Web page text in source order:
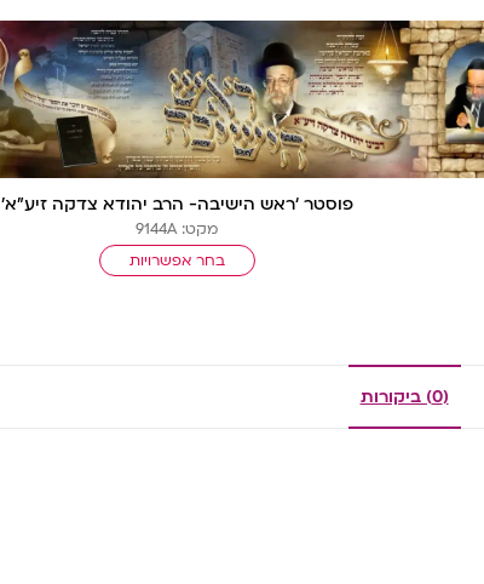
פוסטר ‘ראש הישיבה- הרב יהודא צדקה זיע”א’
מקט: 9144A
בחר אפשרויות
(0) ביקורות